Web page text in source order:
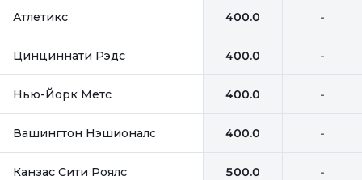
Атлетикс 400.0 -
Цинциннати Рэдс 400.0 -
Нью-Йорк Метс 400.0 -
Вашингтон Нэшионалс 400.0 -
Канзас Сити Роялс 500.0 -